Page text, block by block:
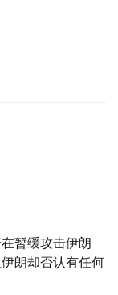
暂缓攻击伊朗
朗却否认有任何